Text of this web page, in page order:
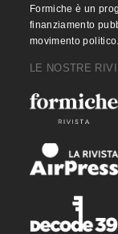
Formiche è un
finanziamento
movimento politico.
LE NOSTRE